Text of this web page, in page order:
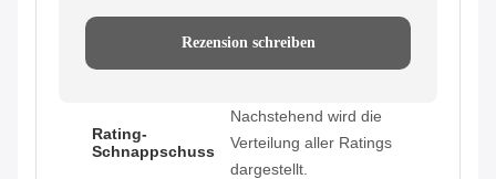
Rezension schreiben
Rating-
Schnappschuss
Nachstehend wird die
Verteilung aller Ratings
dargestellt.